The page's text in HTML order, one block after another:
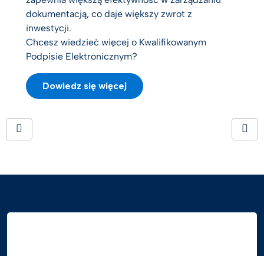
dokumentacją, co daje większy zwrot z
inwestycji.
Chcesz wiedzieć więcej o Kwalifikowanym
Podpisie Elektronicznym?
Dowiedz się więcej